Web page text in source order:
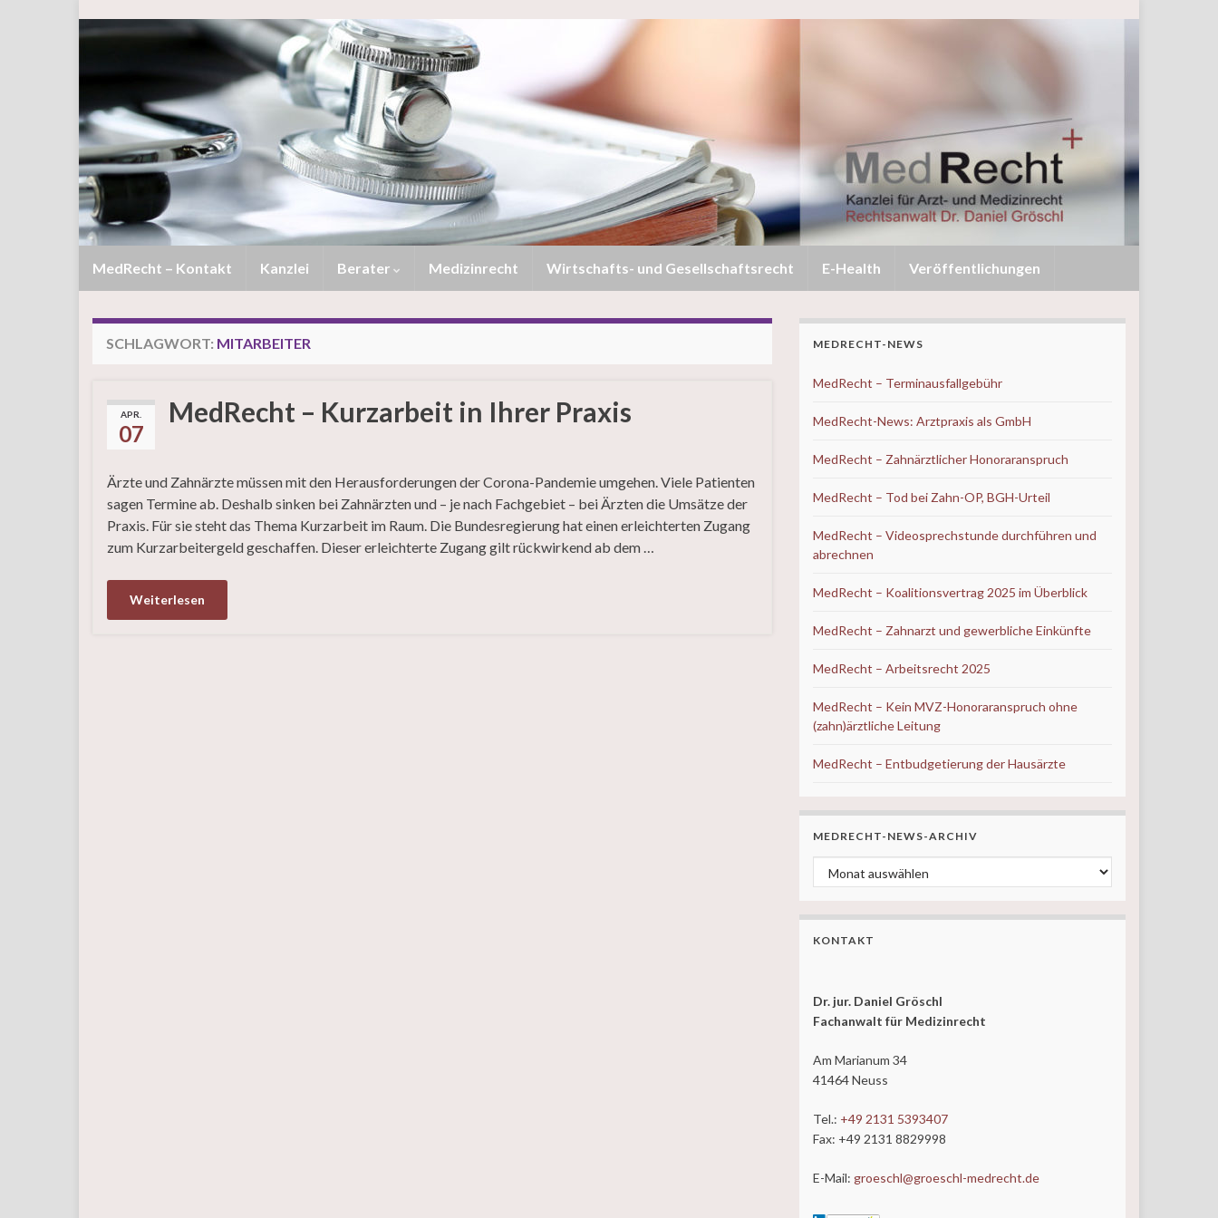
MedRecht – Kontakt Kanzlei Berater Medizinrecht Wirtschafts- und Gesellschaftsrecht E-Health Veröffentlichungen
SCHLAGWORT: MITARBEITER
APR.
07
MedRecht – Kurzarbeit in Ihrer Praxis
Ärzte und Zahnärzte müssen mit den Herausforderungen der Corona-Pandemie umgehen. Viele Patienten
sagen Termine ab. Deshalb sinken bei Zahnärzten und – je nach Fachgebiet – bei Ärzten die Umsätze der
Praxis. Für sie steht das Thema Kurzarbeit im Raum. Die Bundesregierung hat einen erleichterten Zugang
zum Kurzarbeitergeld geschaffen. Dieser erleichterte Zugang gilt rückwirkend ab dem …
Weiterlesen
MEDRECHT-NEWS
MedRecht – Terminausfallgebühr
MedRecht-News: Arztpraxis als GmbH
MedRecht – Zahnärztlicher Honoraranspruch
MedRecht – Tod bei Zahn-OP, BGH-Urteil
MedRecht – Videosprechstunde durchführen und
abrechnen
MedRecht – Koalitionsvertrag 2025 im Überblick
MedRecht – Zahnarzt und gewerbliche Einkünfte
MedRecht – Arbeitsrecht 2025
MedRecht – Kein MVZ-Honoraranspruch ohne
(zahn)ärztliche Leitung
MedRecht – Entbudgetierung der Hausärzte
MEDRECHT-NEWS-ARCHIV
MedRecht-News-ARCHIV
KONTAKT
Dr. jur. Daniel Gröschl
Fachanwalt für Medizinrecht
Am Marianum 34
41464 Neuss
Tel.: +49 2131 5393407
Fax: +49 2131 8829998
E-Mail: groeschl@groeschl-medrecht.de